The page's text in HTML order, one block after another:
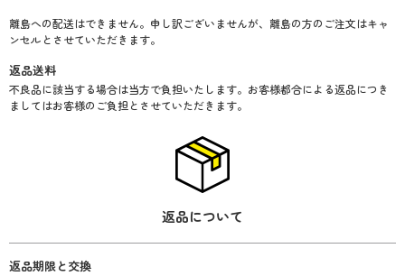
メッセージカード
2：種類を選択（立札の方のみ）
カード01
3：向きを選択（立札の方のみ）
離島への配送はできません。申し訳ございませんが、離島の方のご注文はキャ
ンセルとさせていただきます。
返品送料
不良品に該当する場合は当方で負担いたします。お客様都合による返品につき
ましてはお客様のご負担とさせていただきます。
返品について
返品期限と交換